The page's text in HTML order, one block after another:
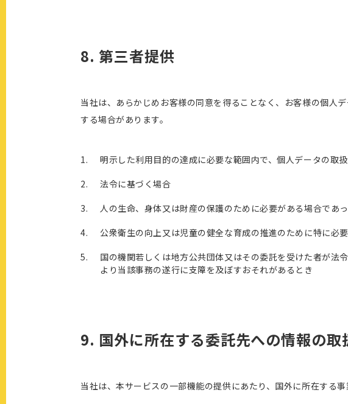
8. 第三者提供
当社は、あらかじめお客様の同意を得ることなく、お客様の個人
する場合があります。
明示した利用目的の達成に必要な範囲内で、個人データの取
法令に基づく場合
人の生命、身体又は財産の保護のために必要がある場合であ
公衆衛生の向上又は児童の健全な育成の推進のために特に必
国の機関若しくは地方公共団体又はその委託を受けた者が法
より当該事務の遂行に支障を及ぼすおそれがあるとき
9. 国外に所在する委託先への情報の取
当社は、本サービスの一部機能の提供にあたり、国外に所在する